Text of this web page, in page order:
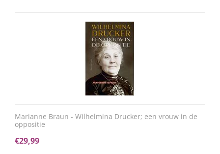
Marianne Braun - Wilhelmina Drucker; een vrouw in de
oppositie
€29,99